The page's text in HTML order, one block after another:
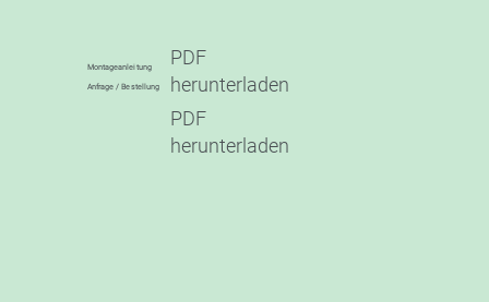
Montageanleitung
PDF
herunterladen
Anfrage / Bestellung
PDF
herunterladen